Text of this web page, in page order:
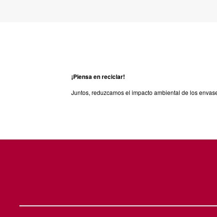
¡Piensa en reciclar!
Juntos, reduzcamos el impacto ambiental de los